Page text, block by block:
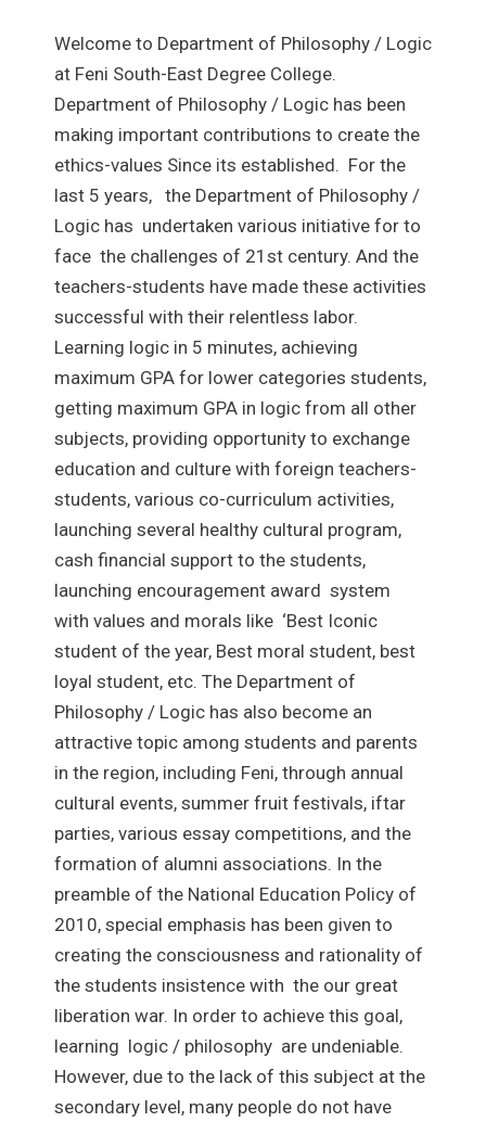
Welcome to Department of Philosophy / Logic
at Feni South-East Degree College.
Department of Philosophy / Logic has been
making important contributions to create the
ethics-values Since its established. For the
last 5 years, the Department of Philosophy /
Logic has undertaken various initiative for to
face the challenges of 21st century. And the
teachers-students have made these activities
successful with their relentless labor.
Learning logic in 5 minutes, achieving
maximum GPA for lower categories students,
getting maximum GPA in logic from all other
subjects, providing opportunity to exchange
education and culture with foreign teachers-
students, various co-curriculum activities,
launching several healthy cultural program,
cash financial support to the students,
launching encouragement award system
with values and morals like ‘Best Iconic
student of the year, Best moral student, best
loyal student, etc. The Department of
Philosophy / Logic has also become an
attractive topic among students and parents
in the region, including Feni, through annual
cultural events, summer fruit festivals, iftar
parties, various essay competitions, and the
formation of alumni associations. In the
preamble of the National Education Policy of
2010, special emphasis has been given to
creating the consciousness and rationality of
the students insistence with the our great
liberation war. In order to achieve this goal,
learning logic / philosophy are undeniable.
However, due to the lack of this subject at the
secondary level, many people do not have